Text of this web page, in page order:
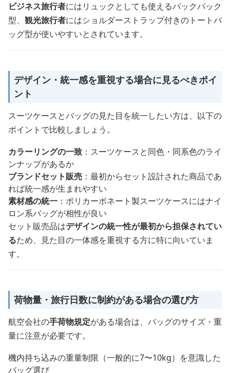
ビジネス旅行者にはリュックとしても使えるバックパック
型、 観光旅行者にはショルダーストラップ付きのトートバ
ッグ型が使いやすいとされています。
デザイン・統一感を重視する場合に見るべきポイ
ント
スーツケースとバッグの見た目を統一したい方は、以下の
ポイントで比較しましょう。
カラーリングの一致 ：スーツケースと同色・同系色のライ
ンナップがあるか
ブランドセット販売 ：最初からセット設計された商品であ
れば統一感が生まれやすい
素材感の統一 ：ポリカーボネート製スーツケースにはナイ
ロン系バッグが相性が良い
セット販売品はデザインの統一性が最初から担保されてい
るため、見た目の一体感を重視する方に特に向いていま
す。
荷物量・旅行日数に制約がある場合の選び方
航空会社の手荷物規定がある場合は、バッグのサイズ・重
量に注意が必要です。
機内持ち込みの重量制限（一般的に7〜10kg）を意識した
バッグ選び